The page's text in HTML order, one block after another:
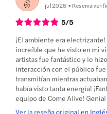
jul 2026 Reserva
5/5
¡El ambiente era
increíble que he visto en mi
artistas fue fantástico y lo
interacción con el público
transmitían mientras
había visto tanta energía!
equipo de Come Alive!
Ver la reseña original en